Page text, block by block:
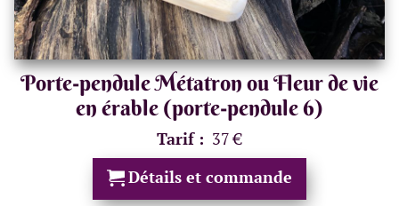
Porte-pendule Métatron ou Fleur de vie
en érable (porte-pendule 6)
Tarif : 37 €
Détails et commande